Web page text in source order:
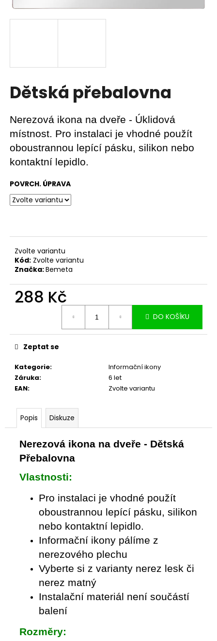
Dětská přebalovna
Nerezová ikona na dveře - Úklidová
místnost. Pro instalaci je vhodné použít
oboustrannou lepící pásku, silikon nebo
kontaktní lepidlo.
POVRCH. ÚPRAVA
Zvolte variantu
Kód: Zvolte variantu
Značka:Bemeta
288 Kč
DO KOŠÍKU
Kategorie:
Informační ikony
Záruka:
6 let
EAN: Zvolte variantu
Zeptat se
Popis Diskuze
Nerezová ikona na dveře - Dětská
Přebalovna
Vlastnosti:
Pro instalaci je vhodné použít
oboustrannou lepící pásku, silikon
nebo kontaktní lepidlo.
Informační ikony pálíme z
nerezového plechu
Vyberte si z varianty nerez lesk či
nerez matný
Instalační materiál není součástí
balení
Rozměry:
a
j
?
D
o
o
r
u
j
e
m
e